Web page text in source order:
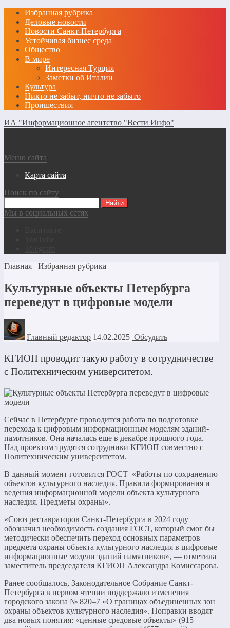
Избранная рубрика
Деловые новости
Новости Санкт-Петербурга
Устойчивая бизнес среда
Общество
В мире
Интересная Турция
Заметки об Италии
Культура
Никто не забыт, ничто не забыто
Проишествия
ИА "Информационное агентство "Вести Инфо"
Меню сайта
Карта сайта
Поиск по сайту
Мы в социальных сетях
Главная
Избранная рубрика
Культурные объекты Петербурга
переведут в цифровые модели
Главный редактор 14.02.2025 Обсудить
КГИОП проводит такую работу в сотрудничестве
с Политехническим университетом.
Сейчас в Петербурге проводится работа по подготовке
перехода к цифровым информационным моделям зданий-
памятников. Она началась еще в декабре прошлого года.
Над проектом трудятся сотрудники КГИОП совместно с
Политехническим университетом.
В данный момент готовится ГОСТ «Работы по сохранению
объектов культурного наследия. Правила формирования и
ведения информационной модели объекта культурного
наследия. Предметы охраны».
«Союз реставраторов Санкт‑Петербурга в 2024 году
обозначил необходимость создания ГОСТ, который смог бы
методически обеспечить переход основных параметров
предмета охраны объекта культурного наследия в цифровые
информационные модели зданий памятников», — отметила
заместитель председателя КГИОП Александра Комиссарова.
Ранее сообщалось, Законодательное Собрание Санкт-
Петербурга в первом чтении поддержало изменения
городского закона № 820–7 «О границах объединенных зон
охраны объектов культурного наследия». Поправки вводят
два новых понятия: «ценные средовые объекты» (915